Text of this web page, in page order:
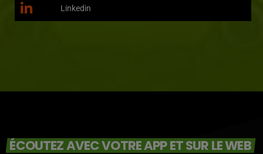
Linkedin
ÉCOUTEZ AVEC VOTRE APP ET SUR LE WEB